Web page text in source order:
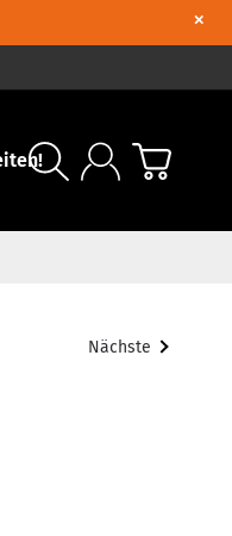
×
Nächste